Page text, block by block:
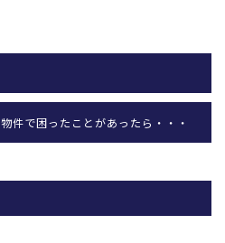
物件で困ったことがあったら・・・